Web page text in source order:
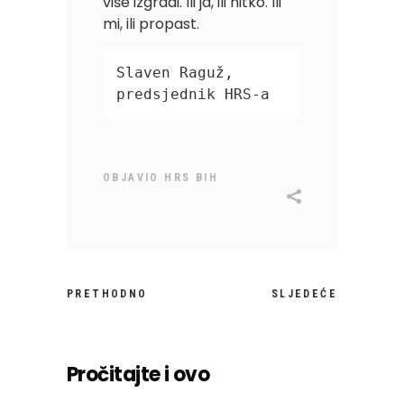
mi, ili propast.
Slaven Raguž,
predsjednik HRS-a
OBJAVIO HRS BIH
PRETHODNO SLJEDEĆE
Pročitajte i ovo